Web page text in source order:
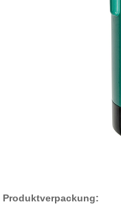
Produktverpackung: